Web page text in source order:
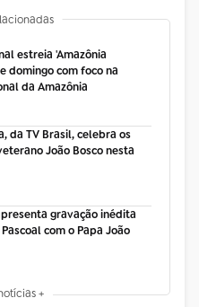
estreia 'Amazônia
domingo com foco na
da Amazônia
da TV Brasil, celebra os
João Bosco nesta
gravação inédita
com o Papa João
+